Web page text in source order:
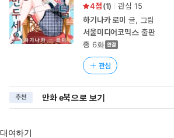
4 (1) 관심 15
하기나카 로미 글, 그림
서울미디어코믹스출판
총 6화
관심
추천 만화 e북으로 보기
대여하기